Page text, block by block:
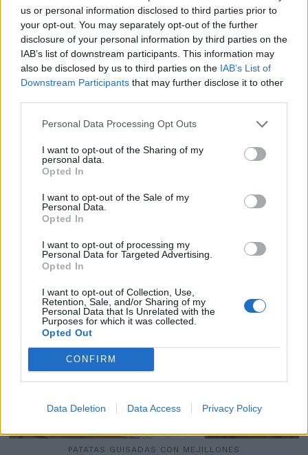
us or personal information disclosed to third parties prior to
your opt-out. You may separately opt-out of the further
disclosure of your personal information by third parties on the
IAB’s list of downstream participants. This information may
also be disclosed by us to third parties on the IAB’s List of
Downstream Participants that may further disclose it to other
Personal Data Processing Opt Outs
I want to opt-out of the Sharing of my
personal data.
Opted In
I want to opt-out of the Sale of my
Personal Data.
Opted In
I want to opt-out of processing my
Personal Data for Targeted Advertising.
Opted In
I want to opt-out of Collection, Use,
Retention, Sale, and/or Sharing of my
Personal Data that Is Unrelated with the
Purposes for which it was collected.
Opted Out
CONFIRM
Data Deletion Data Access Privacy Policy
PATATAS GUISADAS CON MEJILLONES